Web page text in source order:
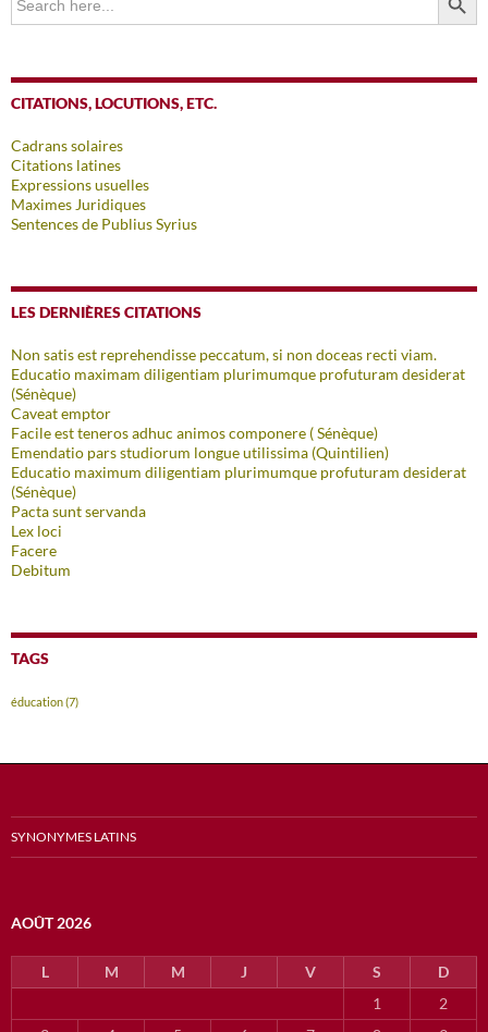
for:
CITATIONS, LOCUTIONS, ETC.
Cadrans solaires
Citations latines
Expressions usuelles
Maximes Juridiques
Sentences de Publius Syrius
LES DERNIÈRES CITATIONS
Non satis est reprehendisse peccatum, si non doceas recti viam.
Educatio maximam diligentiam plurimumque profuturam desiderat
(Sénèque)
Caveat emptor
Facile est teneros adhuc animos componere ( Sénèque)
Emendatio pars studiorum longue utilissima (Quintilien)
Educatio maximum diligentiam plurimumque profuturam desiderat
(Sénèque)
Pacta sunt servanda
Lex loci
Facere
Debitum
TAGS
éducation(7)
SYNONYMES LATINS
AOÛT 2026
L M M J V S
D
1
2